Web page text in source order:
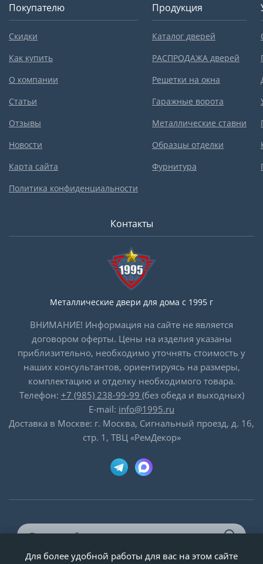
Покупателю
Скидки
Как купить
О компании
Статьи
Отзывы
Новости
Карта сайта
Политика конфиденциальности
Продукция
Каталог дверей
РАСПРОДАЖА дверей
Решетки на окна
Гаражные ворота
Металлические ставни
Образцы отделки
Фурнитура
Контакты
Металлические двери для дома с 1995 г
ВНИМАНИЕ! Информация на сайте не является
договором оферты. Цены на изделия указаны
приблизительно, необходимо уточнять стоимость у
наших консультантов, ориентируясь на размеры,
комплектацию и отделку необходимого товара.
Телефон: +7 (985) 238-99-99 (без обеда и выходных)
E-mail: info@1995.ru
Доставка в Москве: г. Москва, Сигнальный проезд, д. 16,
стр. 1, ТВЦ «РемДекор»
Для более удобной работы для вас на этом сайте